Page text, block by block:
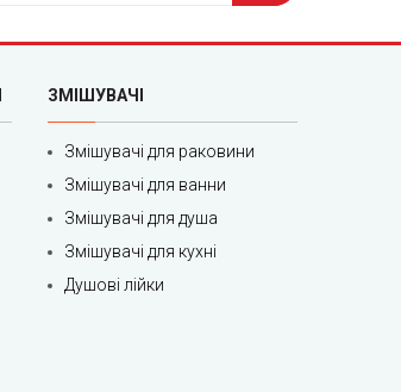
ЗМІШУВАЧІ
Змішувачі для раковини
Змішувачі для ванни
Змішувачі для душа
Змішувачі для кухні
Душові лійки